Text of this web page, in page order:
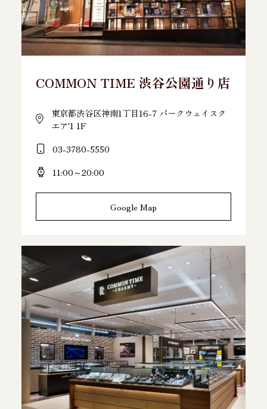
COMMON TIME 渋谷公園通り店
東京都渋谷区神南1丁目16-7 パークウェイスク
エア'1 1F
03-3780-5550
11:00～20:00
Google Map